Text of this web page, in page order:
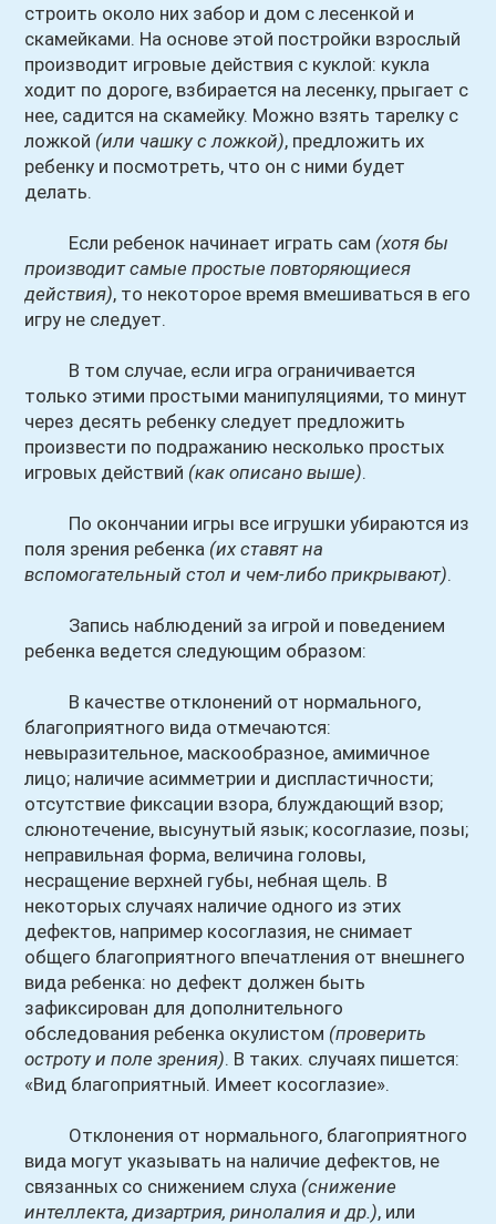
строить около них забор и дом с лесенкой и
скамейками. На основе этой постройки взрослый
производит игровые действия с куклой: кукла
ходит по дороге, взбирается на лесенку, прыгает с
нее, садится на скамейку. Можно взять тарелку с
ложкой (или чашку с ложкой), предложить их
ребенку и посмотреть, что он с ними будет
делать.
Если ребенок начинает играть сам (хотя бы
производит самые простые повторяющиеся
действия), то некоторое время вмешиваться в его
игру не следует.
В том случае, если игра ограничивается
только этими простыми манипуляциями, то минут
через десять ребенку следует предложить
произвести по подражанию несколько простых
игровых действий (как описано выше).
По окончании игры все игрушки убираются из
поля зрения ребенка (их ставят на
вспомогательный стол и чем-либо прикрывают).
Запись наблюдений за игрой и поведением
ребенка ведется следующим образом:
В качестве отклонений от нормального,
благоприятного вида отмечаются:
невыразительное, маскообразное, амимичное
лицо; наличие асимметрии и диспластичности;
отсутствие фиксации взора, блуждающий взор;
слюнотечение, высунутый язык; косоглазие, позы;
неправильная форма, величина головы,
несращение верхней губы, небная щель. В
некоторых случаях наличие одного из этих
дефектов, например косоглазия, не снимает
общего благоприятного впечатления от внешнего
вида ребенка: но дефект должен быть
зафиксирован для дополнительного
обследования ребенка окулистом (проверить
остроту и поле зрения). В таких. случаях пишется:
«Вид благоприятный. Имеет косоглазие».
Отклонения от нормального, благоприятного
вида могут указывать на наличие дефектов, не
связанных со снижением слуха (снижение
интеллекта, дизартрия, ринолалия и др.), или